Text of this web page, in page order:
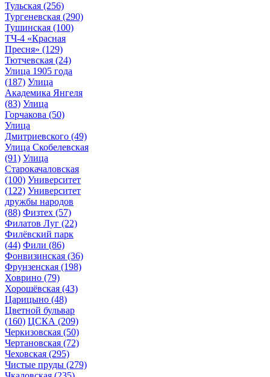
Тульская (256)
Тургеневская (290)
Тушинская (100)
ТЧ-4 «Красная
Пресня» (129)
Тютчевская (24)
Улица 1905 года
(187) Улица
Академика Янгеля
(83) Улица
Горчакова (50)
Улица
Дмитриевского (49)
Улица Скобелевская
(91) Улица
Старокачаловская
(100) Университет
(122) Университет
дружбы народов
(88) Физтех (57)
Филатов Луг (22)
Филёвский парк
(44) Фили (86)
Фонвизинская (36)
Фрунзенская (198)
Ховрино (79)
Хорошёвская (43)
Царицыно (48)
Цветной бульвар
(160) ЦСКА (209)
Черкизовская (50)
Чертановская (72)
Чеховская (295)
Чистые пруды (279)